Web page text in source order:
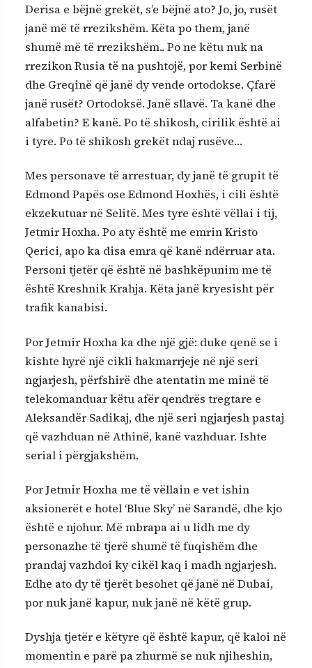
Derisa e bëjnë grekët, s’e bëjnë ato? Jo, jo, rusët
janë më të rrezikshëm. Këta po them, janë
shumë më të rrezikshëm.. Po ne këtu nuk na
rrezikon Rusia të na pushtojë, por kemi Serbinë
dhe Greqinë që janë dy vende ortodokse. Çfarë
janë rusët? Ortodoksë. Janë sllavë. Ta kanë dhe
alfabetin? E kanë. Po të shikosh, cirilik është ai
i tyre. Po të shikosh grekët ndaj rusëve…
Mes personave të arrestuar, dy janë të grupit të
Edmond Papës ose Edmond Hoxhës, i cili është
ekzekutuar në Selitë. Mes tyre është vëllai i tij,
Jetmir Hoxha. Po aty është me emrin Kristo
Qerici, apo ka disa emra që kanë ndërruar ata.
Personi tjetër që është në bashkëpunim me të
është Kreshnik Krahja. Këta janë kryesisht për
trafik kanabisi.
Por Jetmir Hoxha ka dhe një gjë: duke qenë se i
kishte hyrë një cikli hakmarrjeje në një seri
ngjarjesh, përfshirë dhe atentatin me minë të
telekomanduar këtu afër qendrës tregtare e
Aleksandër Sadikaj, dhe një seri ngjarjesh pastaj
që vazhduan në Athinë, kanë vazhduar. Ishte
serial i përgjakshëm.
Por Jetmir Hoxha me të vëllain e vet ishin
aksionerët e hotel ‘Blue Sky’ në Sarandë, dhe kjo
është e njohur. Më mbrapa ai u lidh me dy
personazhe të tjerë shumë të fuqishëm dhe
prandaj vazhdoi ky cikël kaq i madh ngjarjesh.
Edhe ato dy të tjerët besohet që janë në Dubai,
por nuk janë kapur, nuk janë në këtë grup.
Dyshja tjetër e këtyre që është kapur, që kaloi në
momentin e parë pa zhurmë se nuk njiheshin,